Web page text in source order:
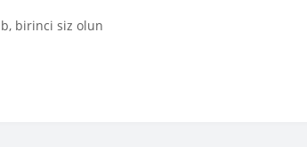
birinci siz olun